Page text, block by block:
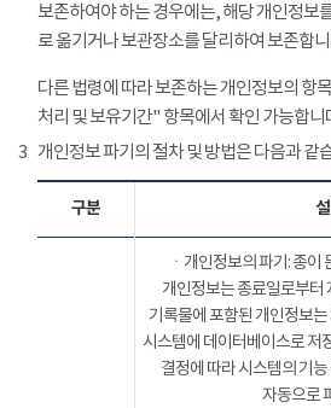
보존하여야 하는 경우에는, 해당 개인정보
로 옮기거나 보관장소를 달리하여 보존합
다른 법령에 따라 보존하는 개인정보의 항
처리 및 보유기간" 항목에서 확인 가능합니
3 개인정보 파기의 절차 및 방법은 다음과 같
구분
ㆍ개인정보의 파기: 종이
개인정보는 종료일로부터
기록물에 포함된 개인정보
시스템에 데이터베이스로 저
결정에 따라 시스템의 기
자동으로